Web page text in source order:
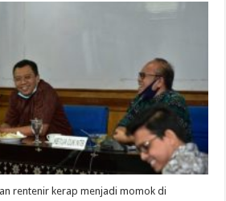
rentenir kerap menjadi momok di